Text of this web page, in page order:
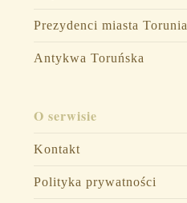
Prezydenci miasta Torunia
Antykwa Toruńska
O serwisie
Kontakt
Polityka prywatności